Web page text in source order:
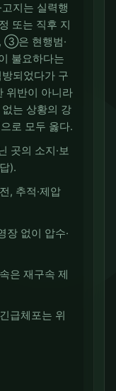
지는 실력행
또는 직후 지
③은 현행범·
불요하다는
되었다가 구
위반이 아니라
는 상황의 강
로 모두 옳다.
곳의 소지·보
).
, 추적·제압
없이 압수·
은 재구속 제
급체포는 위